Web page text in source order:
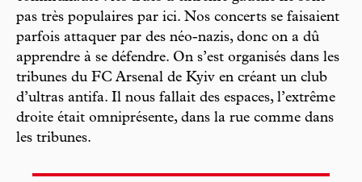
pas très populaires par ici. Nos concerts se faisaient
parfois attaquer par des néo-nazis, donc on a dû
apprendre à se défendre. On s’est organisés dans les
tribunes du FC Arsenal de Kyiv en créant un club
d’ultras antifa. Il nous fallait des espaces, l’extrême
droite était omniprésente, dans la rue comme dans
les tribunes.